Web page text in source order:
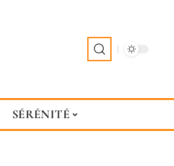
SÉRÉNITÉ